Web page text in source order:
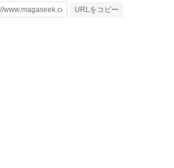
URLをコピー